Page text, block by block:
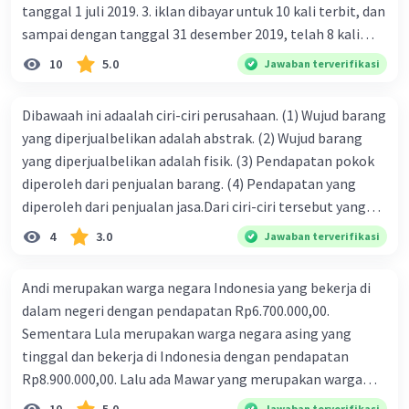
03 November 2023 02:25
Masihhh
Beri Rating Balas
tanggal 1 juli 2019. 3. iklan dibayar untuk 10 kali terbit, dan
sampai dengan tanggal 31 desember 2019, telah 8 kali
terbit. 4. gaji terutang untuk periode berjalan sebesar
Rp800.000,00 dari data di atas, pencatatan jurnal pembalik
10 5.0 Jawaban terverifikasi
Dibawaah ini adaalah ciri-ciri perusahaan. (1) Wujud barang
yang diperjualbelikan adalah abstrak. (2) Wujud barang
yang diperjualbelikan adalah fisik. (3) Pendapatan pokok
diperoleh dari penjualan barang. (4) Pendapatan yang
diperoleh dari penjualan jasa.Dari ciri-ciri tersebut yang
merupakan ciri dari perusahaan dagang ditunjukan pada
nomor…. a. 1 dan 3 b. 3 dan 4 c. 2 dan 3 d. 1 dan 2 e. 2 dan 4
4 3.0 Jawaban terverifikasi
Andi merupakan warga negara Indonesia yang bekerja di
dalam negeri dengan pendapatan Rp6.700.000,00.
Sementara Lula merupakan warga negara asing yang
tinggal dan bekerja di Indonesia dengan pendapatan
Rp8.900.000,00. Lalu ada Mawar yang merupakan warga
negara Indonesia yang tinggal dan bekerja di luar negeri